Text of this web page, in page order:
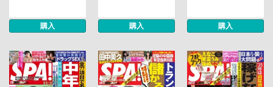
購入 購入 購入